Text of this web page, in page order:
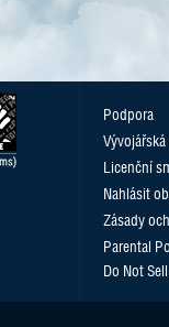
Podpora
Licenční
Nahlásit
Zásady
Parental
Do Not